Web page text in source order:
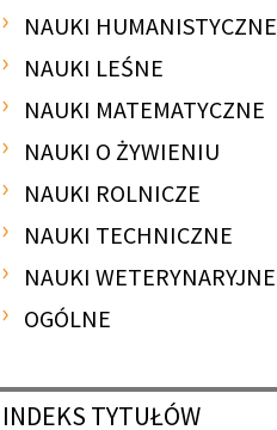
NAUKI HUMANISTYCZNE
NAUKI LEŚNE
NAUKI MATEMATYCZNE
NAUKI O ŻYWIENIU
NAUKI ROLNICZE
NAUKI TECHNICZNE
NAUKI WETERYNARYJNE
OGÓLNE
INDEKS TYTUŁÓW